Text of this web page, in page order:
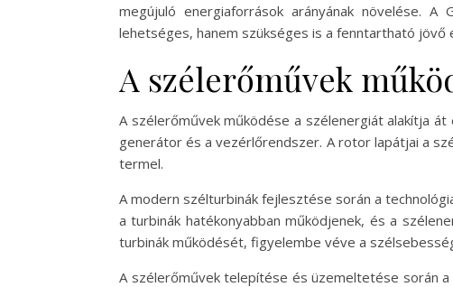
megújuló energiaforrások arányának növelése.
lehetséges, hanem szükséges is a fenntartható jövő
A szélerőművek
A szélerőművek működése a szélenergiát alakítja
generátor és a vezérlőrendszer. A rotor lapátjai a
termel.
A modern szélturbinák fejlesztése során a
a turbinák hatékonyabban működjenek, és a
turbinák működését, figyelembe véve a
A szélerőművek telepítése és üzemeltetése során